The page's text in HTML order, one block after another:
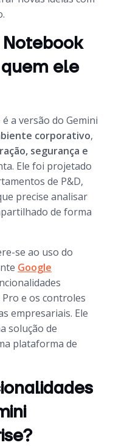
ele
é a versão do Gemini
corporativo,
segurança e
Ele foi projetado
de P&D,
precise analisar
de forma
se ao uso do
Google
e os controles
empresariais. Ele
solução de
plataforma de